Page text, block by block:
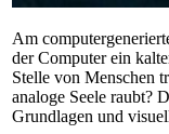
Am
der Computer ein
Stelle von Menschen
analoge Seele raubt?
Grundlagen und